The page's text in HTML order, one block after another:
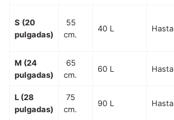
S (20
pulgadas)
55
cm.
40 L
M (24
pulgadas)
65
cm.
60 L
L (28
pulgadas)
75
cm.
90 L